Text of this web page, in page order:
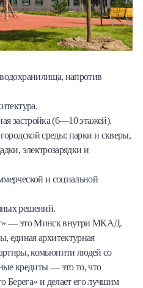
напротив
застройка (6—10 этажей).
среды: парки и скверы,
электрозарядки и
и социальной
решений.
— это Минск внутри МКАД.
единая архитектурная
комьюнити людей со
кредиты — это то, что
Берега» и делает его лучшим